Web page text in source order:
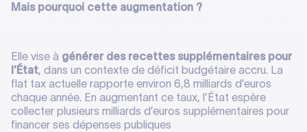
Mais pourquoi cette augmentation ?
Elle vise à générer des recettes supplémentaires pour
l'État, dans un contexte de déficit budgétaire accru. La
flat tax actuelle rapporte environ 6,8 milliards d’euros
chaque année. En augmentant ce taux, l’État espère
collecter plusieurs milliards d’euros supplémentaires pour
financer ses dépenses publiques